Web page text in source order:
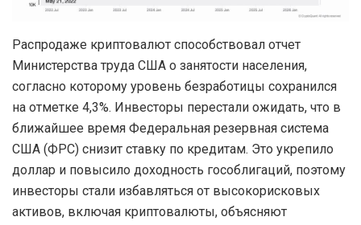
Распродаже криптовалют способствовал отчет
Министерства труда США о занятости населения,
согласно которому уровень безработицы сохранился
на отметке 4,3%. Инвесторы перестали ожидать, что в
ближайшее время Федеральная резервная система
США (ФРС) снизит ставку по кредитам. Это укрепило
доллар и повысило доходность гособлигаций, поэтому
инвесторы стали избавляться от высокорисковых
активов, включая криптовалюты, объясняют